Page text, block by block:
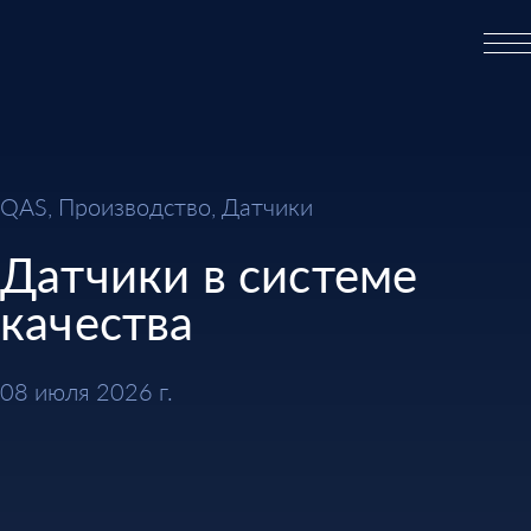
QAS, Производство, Датчики
Датчики в системе
качества
08 июля 2026 г.